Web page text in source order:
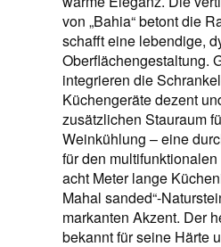
von „Bahia“ betont die
schafft eine lebendige,
Oberflächengestaltung.
integrieren die
Küchengeräte dezent
zusätzlichen Stauraum
Weinkühlung – eine
für den
acht Meter lange
Mahal sanded“-
markanten Akzent. Der
bekannt für seine Härte